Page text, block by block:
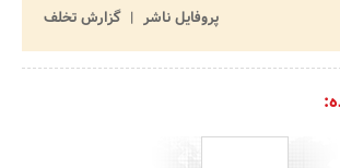
پروفایل ناشر
گزارش تخلف